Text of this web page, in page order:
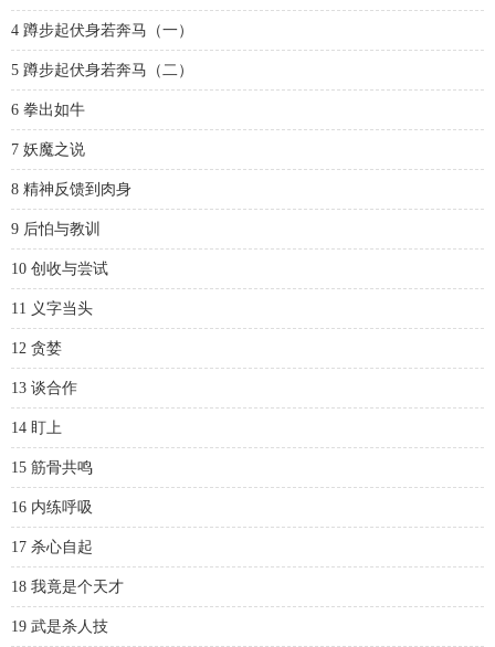
4 蹲步起伏身若奔马（一）
5 蹲步起伏身若奔马（二）
6 拳出如牛
7 妖魔之说
8 精神反馈到肉身
9 后怕与教训
10 创收与尝试
11 义字当头
12 贪婪
13 谈合作
14 盯上
15 筋骨共鸣
16 内练呼吸
17 杀心自起
18 我竟是个天才
19 武是杀人技